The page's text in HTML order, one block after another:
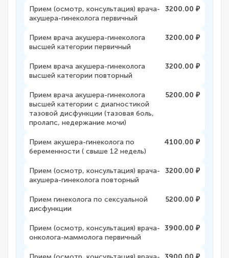
Прием (осмотр, консультация) врача-
акушера-гинеколога первичный
3200.00 ₽
Прием врача акушера-гинеколога
высшей категории первичный
3200.00 ₽
Прием врача акушера-гинеколога
высшей категории повторный
3200.00 ₽
Прием врача акушера-гинеколога
высшей категории с диагностикой
тазовой дисфункции (тазовая боль,
пролапс, недержание мочи)
5200.00 ₽
Прием акушера-гинеколога по
беременности ( свыше 12 недель)
4100.00 ₽
Прием (осмотр, консультация) врача-
акушера-гинеколога повторный
3200.00 ₽
Прием гинеколога по сексуальной
дисфункции
5200.00 ₽
Прием (осмотр, консультация) врача-
онколога-маммолога первичный
3900.00 ₽